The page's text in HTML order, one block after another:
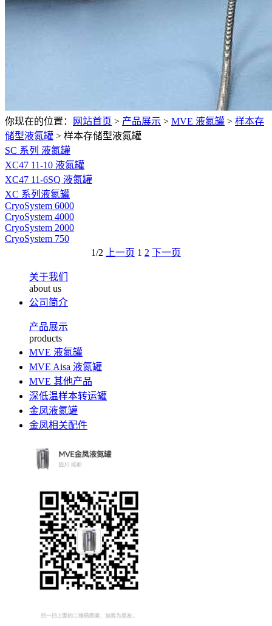
你现在的位置： 网站首页 > 产品展示 > MVE 液氮罐 > 样本存
储型液氮罐 > 样本存储型液氮罐
SC 系列 液氮罐
XC47 11-10 液氮罐
XC47 11-6SQ 液氮罐
XC 系列液氮罐
CryoSystem 6000
CryoSystem 4000
CryoSystem 2000
CryoSystem 750
1/2
上一页 1 2 下一页
关于我们
about us
公司简介
产品展示
products
MVE 液氮罐
MVE Aisa 液氮罐
MVE 其他产品
深低温样本转运罐
金凤液氮罐
金凤相关配件